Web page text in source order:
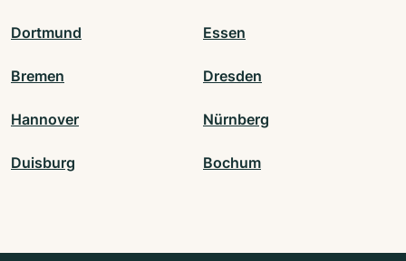
Dortmund Essen
Bremen Dresden
Hannover Nürnberg
Duisburg Bochum